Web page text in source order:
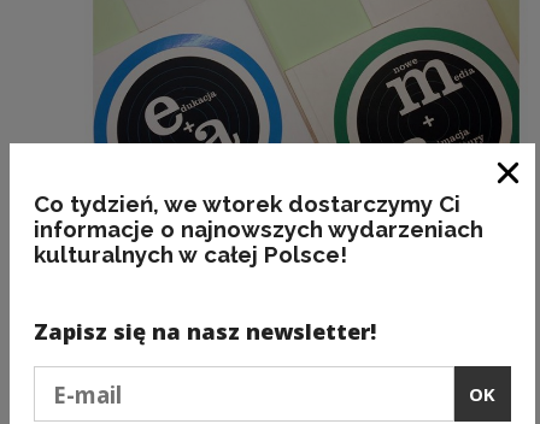
Edukacja+Animacja
Co tydzień, we wtorek dostarczymy Ci
informacje o najnowszych wydarzeniach
kulturalnych w całej Polsce!
Zapisz się na nasz newsletter!
OK